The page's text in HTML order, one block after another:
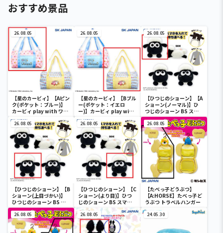
おすすめ景品
26.08.05
【星のカービィ】【Aピン
ク(ポケット：ブルー)】
カービィ play with ワド
ルディ ボストンバッグ
26.08.05
【星のカービィ】【Bブル
ー(ポケット：イエロ
ー)】カービィ play with
ワドルディ ボストンバッ
グ
26.08.05
【ひつじのショーン】【A
ショーン(ノーマル)】ひ
つじのショーン BS スマ
ホショーンルダー
26.08.05
【ひつじのショーン】【B
ショーン(上目づかい)】
ひつじのショーン BS ス
マホショーンルダー
26.08.05
【ひつじのショーン】【C
ショーン(より目)】ひつ
じのショーン BS スマホ
ショーンルダー
26.08.05
【たべっ子どうぶつ】
【A:HORSE】たべっ子ど
うぶつ トラベルハンガー
26.08.05 26.08.05 24.05.30